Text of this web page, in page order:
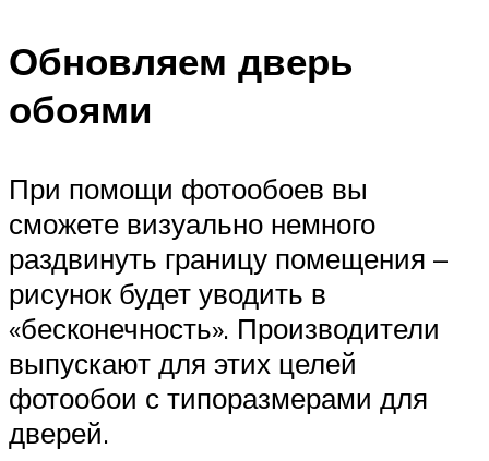
Обновляем дверь
обоями
При помощи фотообоев вы
сможете визуально немного
раздвинуть границу помещения –
рисунок будет уводить в
«бесконечность». Производители
выпускают для этих целей
фотообои с типоразмерами для
дверей.